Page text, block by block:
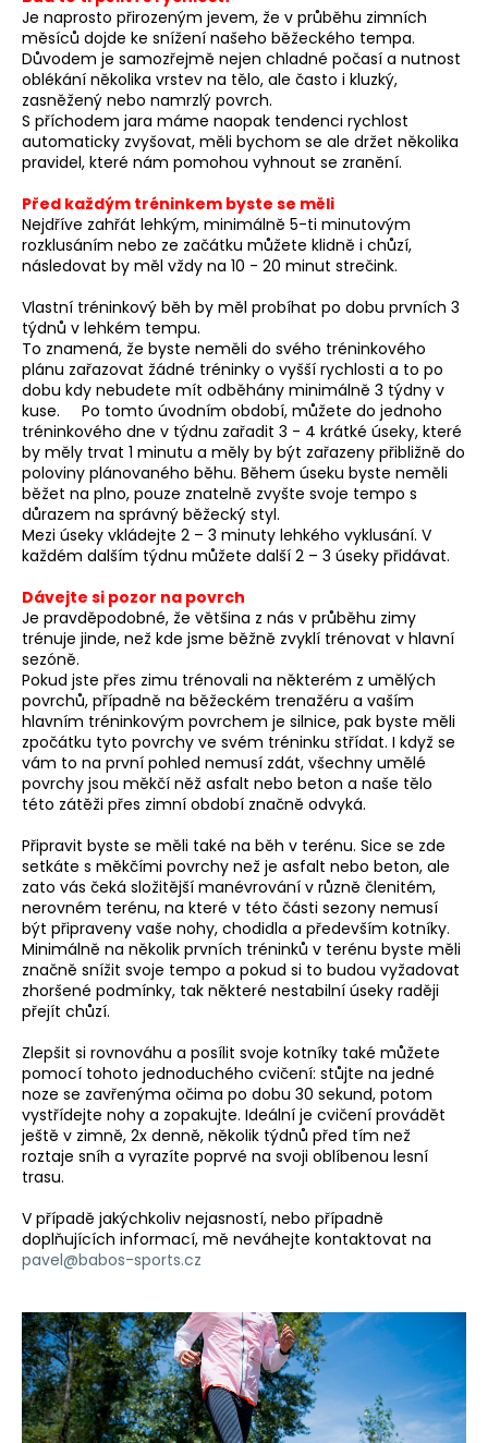
Je naprosto přirozeným jevem, že v průběhu zimních
měsíců dojde ke snížení našeho běžeckého tempa.
Důvodem je samozřejmě nejen chladné počasí a nutnost
oblékání několika vrstev na tělo, ale často i kluzký,
zasněžený nebo namrzlý povrch.
S příchodem jara máme naopak tendenci rychlost
automaticky zvyšovat, měli bychom se ale držet několika
pravidel, které nám pomohou vyhnout se zranění.
Před každým tréninkem byste se měli
Nejdříve zahřát lehkým, minimálně 5-ti minutovým
rozklusáním nebo ze začátku můžete klidně i chůzí,
následovat by měl vždy na 10 - 20 minut strečink.
Vlastní tréninkový běh by měl probíhat po dobu prvních 3
týdnů v lehkém tempu.
To znamená, že byste neměli do svého tréninkového
plánu zařazovat žádné tréninky o vyšší rychlosti a to po
dobu kdy nebudete mít odběhány minimálně 3 týdny v
kuse. Po tomto úvodním období, můžete do jednoho
tréninkového dne v týdnu zařadit 3 - 4 krátké úseky, které
by měly trvat 1 minutu a měly by být zařazeny přibližně do
poloviny plánovaného běhu. Během úseku byste neměli
běžet na plno, pouze znatelně zvyšte svoje tempo s
důrazem na správný běžecký styl.
Mezi úseky vkládejte 2 – 3 minuty lehkého vyklusání. V
každém dalším týdnu můžete další 2 – 3 úseky přidávat.
Dávejte si pozor na povrch
Je pravděpodobné, že většina z nás v průběhu zimy
trénuje jinde, než kde jsme běžně zvyklí trénovat v hlavní
sezóně.
Pokud jste přes zimu trénovali na některém z umělých
povrchů, případně na běžeckém trenažéru a vaším
hlavním tréninkovým povrchem je silnice, pak byste měli
zpočátku tyto povrchy ve svém tréninku střídat. I když se
vám to na první pohled nemusí zdát, všechny umělé
povrchy jsou měkčí něž asfalt nebo beton a naše tělo
této zátěži přes zimní období značně odvyká.
Připravit byste se měli také na běh v terénu. Sice se zde
setkáte s měkčími povrchy než je asfalt nebo beton, ale
zato vás čeká složitější manévrování v různě členitém,
nerovném terénu, na které v této části sezony nemusí
být připraveny vaše nohy, chodidla a především kotníky.
Minimálně na několik prvních tréninků v terénu byste měli
značně snížit svoje tempo a pokud si to budou vyžadovat
zhoršené podmínky, tak některé nestabilní úseky raději
přejít chůzí.
Zlepšit si rovnováhu a posílit svoje kotníky také můžete
pomocí tohoto jednoduchého cvičení: stůjte na jedné
noze se zavřenýma očima po dobu 30 sekund, potom
vystřídejte nohy a zopakujte. Ideální je cvičení provádět
ještě v zimně, 2x denně, několik týdnů před tím než
roztaje sníh a vyrazíte poprvé na svoji oblíbenou lesní
trasu.
V případě jakýchkoliv nejasností, nebo případně
doplňujících informací, mě neváhejte kontaktovat na
pavel@babos-sports.cz